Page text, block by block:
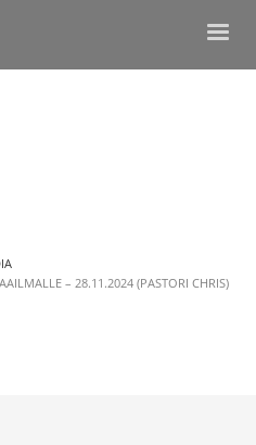
– 28.11.2024 (PASTORI CHRIS)